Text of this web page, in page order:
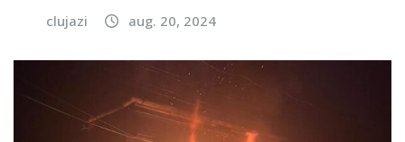
clujazi aug. 20, 2024